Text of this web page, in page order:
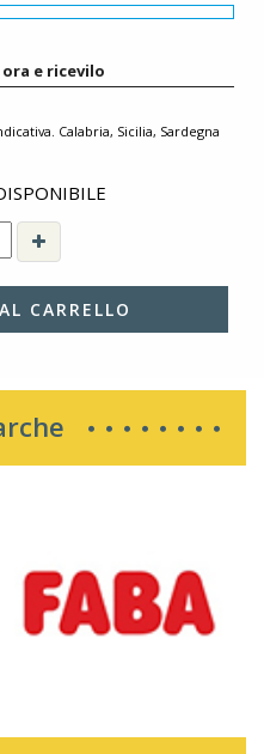
Ordina ora e
con il tuo bambino.
per i modelli
e ricevilo
Calabria, Sicilia, Sardegna
CARRELLO